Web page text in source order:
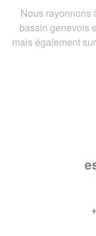
Nous rayonnons
bassin genevois
mais également